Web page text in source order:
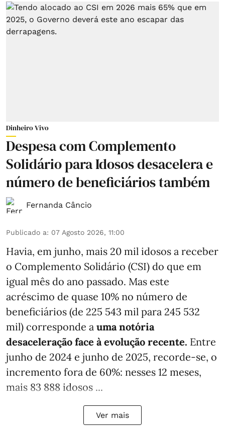
Dinheiro Vivo
Despesa com Complemento
Solidário para Idosos desacelera e
número de beneficiários também
Fernanda Câncio
Publicado a: 07 Agosto 2026, 11:00
Havia, em junho, mais 20 mil idosos a receber
o Complemento Solidário (CSI) do que em
igual mês do ano passado. Mas este
acréscimo de quase 10% no número de
beneficiários (de 225 543 mil para 245 532
mil) corresponde a uma notória
desaceleração face à evolução recente. Entre
junho de 2024 e junho de 2025, recorde-se, o
incremento fora de 60%: nesses 12 meses,
mais 83 888 idosos ...
Ver mais